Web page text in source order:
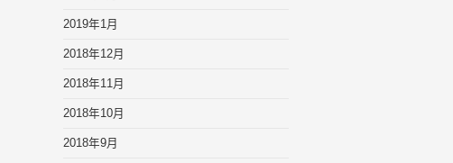
2019年1月
2018年12月
2018年11月
2018年10月
2018年9月